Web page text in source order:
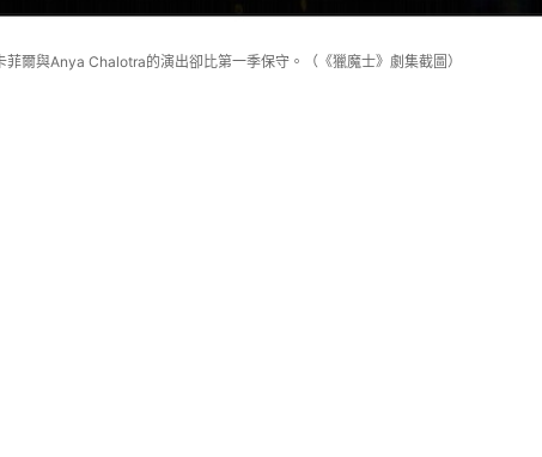
爾與Anya Chalotra的演出卻比第一季保守。（《獵魔士》劇集截圖）